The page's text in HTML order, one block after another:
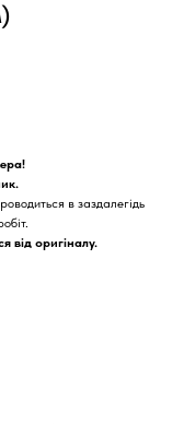
в заздалегідь
від оригіналу.